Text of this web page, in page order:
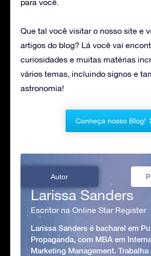
para você.
Que tal você visitar o nosso site e
artigos do blog? Lá você vai
curiosidades e muitas matérias
vários temas, incluindo signos e
astronomia!
Conheça nosso Blog!
Autor
Larissa Sanders
Escritor na Online Star Register
Larissa Sanders é bacharel em
Propaganda, com MBA em
Marketing Management. Trabalha